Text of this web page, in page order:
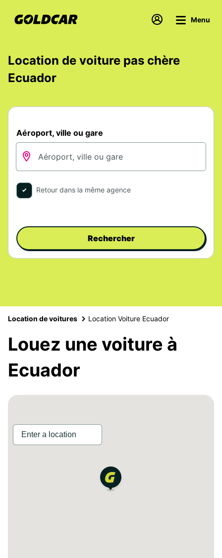
Menu
Location de voiture pas chère
Ecuador
Aéroport, ville ou gare
Retour dans la même agence
Rechercher
Location de voitures Location Voiture Ecuador
Louez une voiture à
Ecuador